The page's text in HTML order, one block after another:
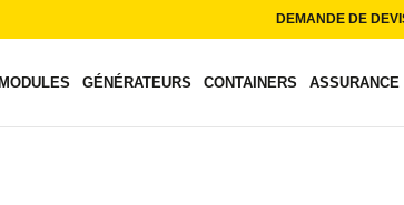
DEMANDE DE
MODULES GÉNÉRATEURS CONTAINERS ASSURANCE